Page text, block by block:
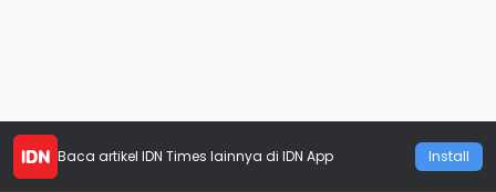
Baca artikel IDN Times lainnya di IDN App Install